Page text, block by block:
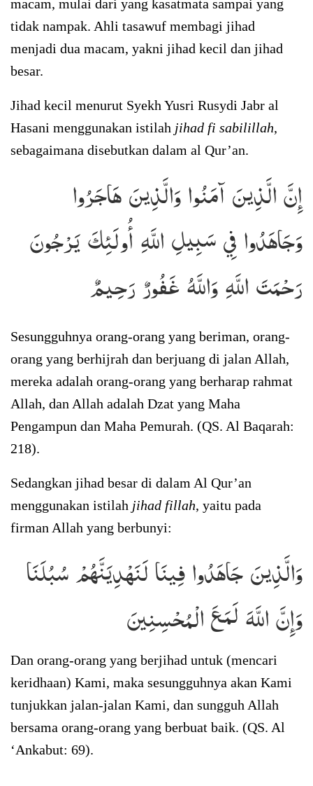
macam, mulai dari yang kasatmata sampai yang
tidak nampak. Ahli tasawuf membagi jihad
menjadi dua macam, yakni jihad kecil dan jihad
besar.
Jihad kecil menurut Syekh Yusri Rusydi Jabr al
Hasani menggunakan istilah jihad fi sabilillah,
sebagaimana disebutkan dalam al Qur’an.
إِنَّ الَّذِينَ آمَنُوا وَالَّذِينَ هَاجَرُوا
وَجَاهَدُوا فِي سَبِيلِ اللَّهِ أُولَئِكَ يَرْجُونَ
رَحْمَتَ اللَّهِ وَاللَّهُ غَفُورٌ رَحِيمٌ
Sesungguhnya orang-orang yang beriman, orang-
orang yang berhijrah dan berjuang di jalan Allah,
mereka adalah orang-orang yang berharap rahmat
Allah, dan Allah adalah Dzat yang Maha
Pengampun dan Maha Pemurah. (QS. Al Baqarah:
218).
Sedangkan jihad besar di dalam Al Qur’an
menggunakan istilah jihad fillah, yaitu pada
firman Allah yang berbunyi:
وَالَّذِينَ جَاهَدُوا فِينَا لَنَهْدِيَنَّهُمْ سُبُلَنَا
وَإِنَّ اللَّهَ لَمَعَ الْمُحْسِنِينَ
Dan orang-orang yang berjihad untuk (mencari
keridhaan) Kami, maka sesungguhnya akan Kami
tunjukkan jalan-jalan Kami, dan sungguh Allah
bersama orang-orang yang berbuat baik. (QS. Al
‘Ankabut: 69).